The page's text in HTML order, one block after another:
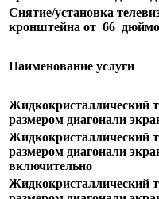
Снятие/установка
кронштейна от 66
Наименование услуги
Жидкокристаллический
размером диагонали
Жидкокристаллический
размером диагонали
включительно
Жидкокристаллический